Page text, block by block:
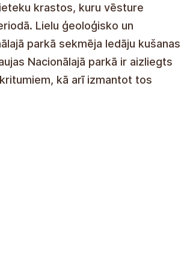
beken, zandsteen- en
vallei en haar zijrivieren,
miljoen jaar geleden in het
objecten in het
smeltwater van gletsjers, dat
om langs rotsformaties,